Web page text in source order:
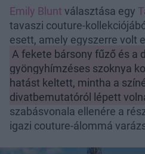
Emily Blunt választása egy
tavaszi couture-
esett, amely egyszerre volt
A fekete bársony fűző és a
gyöngyhímzéses szoknya
hatást keltett, mintha a
divatbemutatóról lépett
szabásvonala ellenére a
igazi couture-álommá